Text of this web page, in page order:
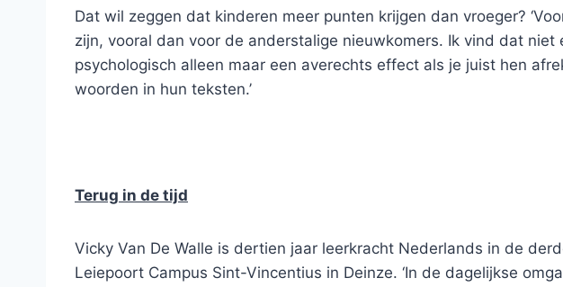
Dat wil zeggen dat kinderen meer punten krijgen dan vroeger?
zijn, vooral dan voor de anderstalige nieuwkomers. Ik vind dat
psychologisch alleen maar een averechts effect als je juist hen
woorden in hun teksten.’
Terug in de tijd
Vicky Van De Walle is dertien jaar leerkracht Nederlands in de
Leiepoort Campus Sint-Vincentius in Deinze. ‘In de dagelijkse